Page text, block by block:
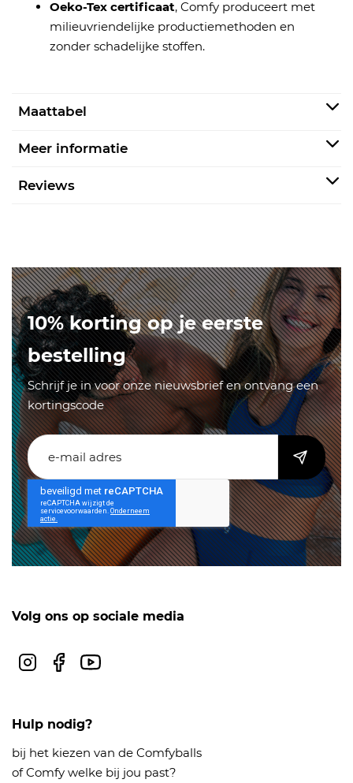
Oeko-Tex certificaat, Comfy produceert met
milieuvriendelijke productiemethoden en
zonder schadelijke stoffen.
Maattabel
Meer informatie
Reviews
10% korting op je eerste
bestelling
Schrijf je in voor onze nieuwsbrief en ontvang een
kortingscode
Volg ons op sociale media
Instagram
FacebookYoutube
Hulp nodig?
bij het kiezen van de Comfyballs
of Comfy welke bij jou past?